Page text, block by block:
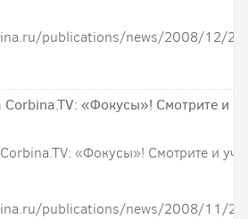
publications/news/2008/12/
«Фокусы»! Смотрите и
«Фокусы»! Смотрите и
publications/news/2008/11/